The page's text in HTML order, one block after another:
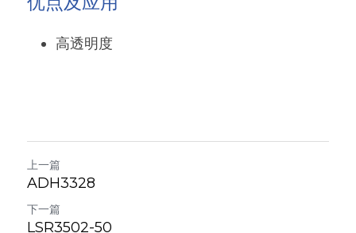
光稳定剂和抗氧化剂
最新发布
高透明度
上一篇
ADH3328
下一篇
LSR3502-50